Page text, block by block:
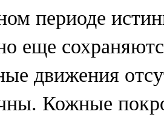
периоде
еще
движения
Кожные